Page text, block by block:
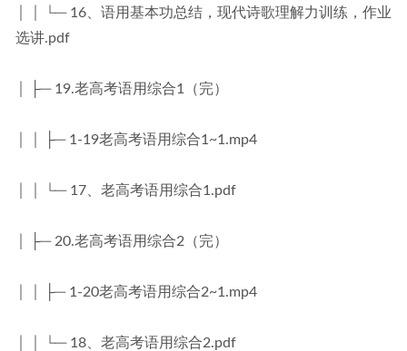
│ │ └─ 16、语用基本功总结，现代诗歌理解力训练，作业
选讲.pdf
│ ├─ 19.老高考语用综合1（完）
│ │ ├─ 1-19老高考语用综合1~1.mp4
│ │ └─ 17、老高考语用综合1.pdf
│ ├─ 20.老高考语用综合2（完）
│ │ ├─ 1-20老高考语用综合2~1.mp4
│ │ └─ 18、老高考语用综合2.pdf